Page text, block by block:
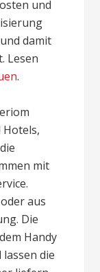
und
damit
Lesen
.
mit
aus
Die
Handy
die